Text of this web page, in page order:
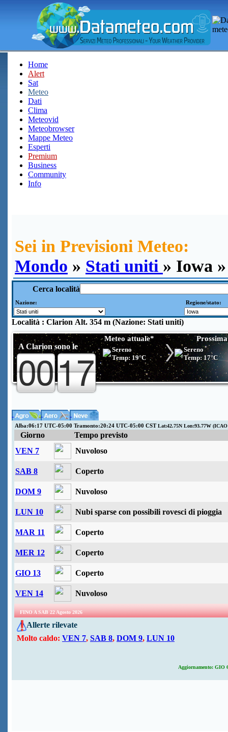
Home
Alert
Sat
Meteo
Dati
Clima
Meteovid
Meteobrowser
Mappe Meteo
Esperti
Premium
Business
Community
Info
Sei in Previsioni Meteo:
Mondo » Stati uniti » Iowa
Cerca località
Nazione: Regione/stato:
Località : Clarion Alt. 354 m (Nazione: Stati uniti)
AClarionsono le
Meteo attuale*
Sereno
Temp: 19°C
Sereno
Temp:17°C
Alba:06:17 UTC-05:00 Tramonto:20:24 UTC-05:00 CSTLat:42.75N Lon:93.77W
Giorno
Tempo previsto
VEN 7
Nuvoloso
SAB 8 Coperto
DOM 9 Nuvoloso
LUN 10 Nubi sparse con possibili rovesci di pioggia
MAR 11 Coperto
MER 12 Coperto
GIO 13 Coperto
VEN 14 Nuvoloso
FINO A SAB 22 Agosto 2026
Allerte rilevate
Molto caldo: VEN 7, SAB 8, DOM 9, LUN 10
Aggiornamento:GIO 6